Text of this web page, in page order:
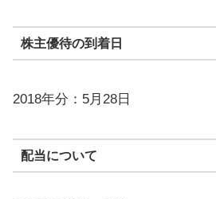
株主優待の到着日
2018年分：5月28日
配当について